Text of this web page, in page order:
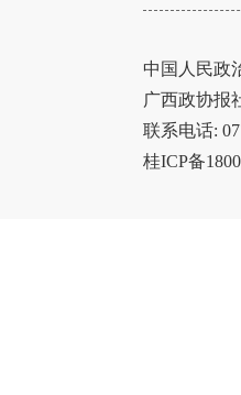
中国人民政
广西政协报
联系电话:
桂ICP备